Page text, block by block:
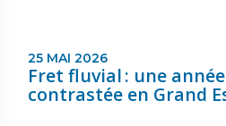
25 MAI 2026
Fret fluvial : une
contrastée en Grand